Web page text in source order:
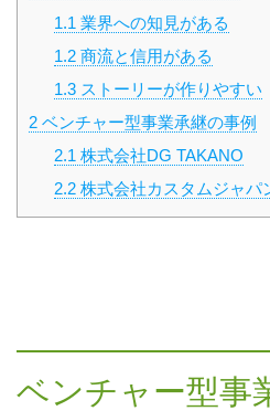
1.1 業界への知見がある
1.2商流と信用がある
1.3ストーリーが作りやすい
2 ベンチャー型事業承継の事例
2.1 株式会社DG TAKANO
2.2株式会社カスタムジャパ
ベンチャー型事